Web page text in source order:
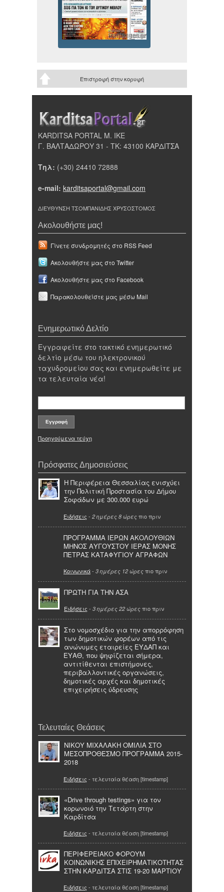
Επιστροφή στην κορυφή
KARDITSA PORTAL Μ. ΙΚΕ
Γ. ΒΑΛΤΑΔΩΡΟΥ 31 - ΤΚ: 43100 ΚΑΡΔΙΤΣΑ
Τηλ: (+30) 24410 72888
e-mail: karditsaportal@gmail.com
ΔΙΕΥΘΥΝΣΗ ΤΣΟΜΠΑΝΙΔΗΣ ΧΡΥΣΟΣΤΟΜΟΣ
Ακολουθήστε μας!
Γίνετε συνδρομητές στο RSS Feed
Ακολουθήστε μας στο Twitter
Ακολουθήστε μας στο Facebook
Παρακολουθείστε μας μέσω Mail
Ενημερωτικό Δελτίο
Εγγραφείτε στο τακτικό ενημερωτικό
δελτίο μέσω του ηλεκτρονικού
ταχυδρομείου σας και ενημερωθείτε με
τα τελευταία νέα!
Προηγούμενα τεύχη
Πρόσφατες Δημοσιεύσεις
Η Περιφέρεια Θεσσαλίας ενισχύει
την Πολιτική Προστασία του Δήμου
Σοφάδων με 300.000 ευρώ
Ειδήσεις - 2 ημέρες 8 ώρες πιο πριν
ΠΡΟΓΡΑΜΜΑ ΙΕΡΩΝ ΑΚΟΛΟΥΘΙΩΝ
ΜΗΝΟΣ ΑΥΓΟΥΣΤΟΥ ΙΕΡΑΣ ΜΟΝΗΣ
ΠΕΤΡΑΣ ΚΑΤΑΦΥΓΙΟΥ ΑΓΡΑΦΩΝ
Κοινωνικά- 3 ημέρες 12 ώρες πιο πριν
ΠΡΩΤΗ ΓΙΑ ΤΗΝ ΑΣΑ
Ειδήσεις - 3 ημέρες 22 ώρες πιο πριν
Στο νομοσχέδιο για την απορρόφηση
των δημοτικών φορέων από τις
ανώνυμες εταιρείες ΕΥΔΑΠ και
ΕΥΑΘ, που ψηφίζεται σήμερα,
αντιτίθενται επιστήμονες,
περιβαλλοντικές οργανώσεις,
δημοτικές αρχές και δημοτικές
επιχειρήσεις ύδρευσης
Τελευταίες Θεάσεις
ΝΙΚΟΥ ΜΙΧΑΛΑΚΗ ΟΜΙΛΙΑ ΣΤΟ
ΜΕΣΟΠΡΟΘΕΣΜΟ ΠΡΟΓΡΑΜΜΑ 2015-
2018
Ειδήσεις - τελευταία θέαση [timestamp]
«Drive through testings» για τον
κορωνοιό την Τετάρτη στην
Καρδίτσα
Ειδήσεις - τελευταία θέαση [timestamp]
ΠΕΡΙΦΕΡΕΙΑΚΟ ΦΟΡΟΥΜ
ΚΟΙΝΩΝΙΚΗΣ ΕΠΙΧΕΙΡΗΜΑΤΙΚΟΤΗΤΑΣ
ΣΤΗΝ ΚΑΡΔΙΤΣΑ ΣΤΙΣ 19-20 ΜΑΡΤΙΟΥ
Ειδήσεις - τελευταία θέαση [timestamp]